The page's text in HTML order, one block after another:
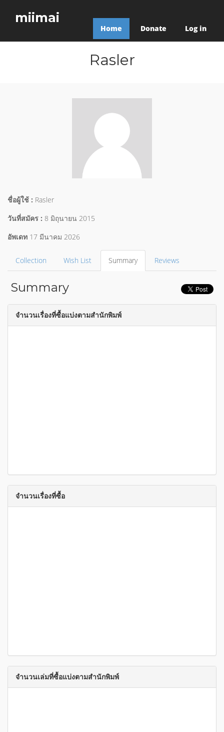
miimai
Home Donate Log in
Rasler
ชื่อผู้ใช้ : Rasler
วันที่สมัคร : 8 มิถุนายน 2015
อัพเดท 17 มีนาคม 2026
Collection Wish List Summary Reviews
Summary
จำนวนเรื่องที่ซื้อแบ่งตามสำนักพิมพ์
จำนวนเรื่องที่ซื้อ
จำนวนเล่มที่ซื้อแบ่งตามสำนักพิมพ์